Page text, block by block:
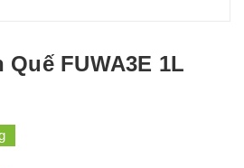
FUWA3E 1L